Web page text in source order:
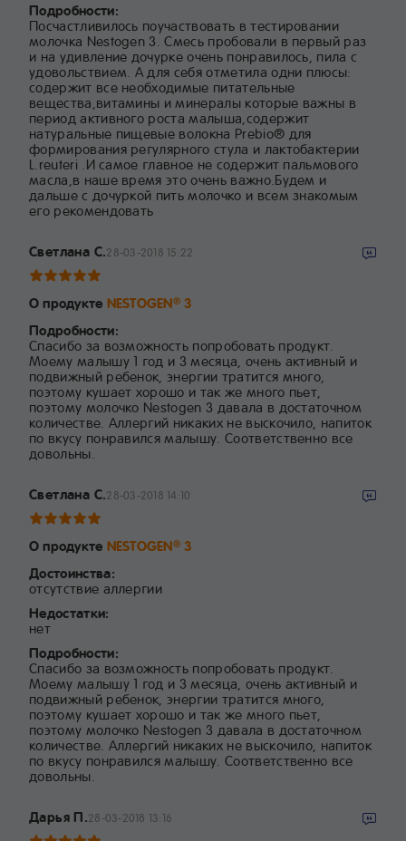
Подробности:
Посчастливилось поучаствовать в тестировании
молочка Nestogen 3. Смесь пробовали в первый раз
и на удивление дочурке очень понравилось, пила с
удовольствием. А для себя отметила одни плюсы:
содержит все необходимые питательные
вещества,витамины и минералы которые важны в
период активного роста малыша,содержит
натуральные пищевые волокна Prebio® для
формирования регулярного стула и лактобактерии
L.reuteri .И самое главное не содержит пальмового
масла,в наше время это очень важно.Будем и
дальше с дочуркой пить молочко и всем знакомым
его рекомендовать
Светлана С.28-03-2018 15:22
О продукте NESTOGEN®3
Подробности:
Спасибо за возможность попробовать продукт.
Моему малышу 1 год и 3 месяца, очень активный и
подвижный ребенок, энергии тратится много,
поэтому кушает хорошо и так же много пьет,
поэтому молочко Nestogen 3 давала в достаточном
количестве. Аллергий никаких не выскочило, напиток
по вкусу понравился малышу. Соответственно все
довольны.
Светлана С.28-03-2018 14:10
О продукте NESTOGEN®3
Достоинства:
отсутствие аллергии
Недостатки:
нет
Подробности:
Спасибо за возможность попробовать продукт.
Моему малышу 1 год и 3 месяца, очень активный и
подвижный ребенок, энергии тратится много,
поэтому кушает хорошо и так же много пьет,
поэтому молочко Nestogen 3 давала в достаточном
количестве. Аллергий никаких не выскочило, напиток
по вкусу понравился малышу. Соответственно все
довольны.
Дарья П.28-03-2018 13:16